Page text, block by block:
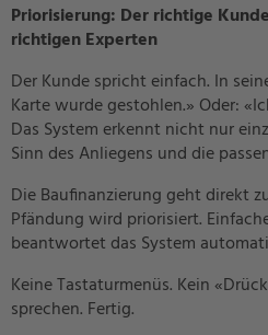
Priorisierung: Der richtige
richtigen Experten
Der Kunde spricht einfach. In
Karte wurde gestohlen.» Oder:
Das System erkennt nicht nur
Sinn des Anliegens und die
Die Baufinanzierung geht direkt
Pfändung wird priorisiert.
beantwortet das System
Keine Tastaturmenüs. Kein
sprechen. Fertig.